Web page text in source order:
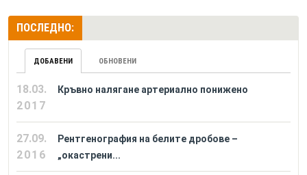
ПОСЛЕДНО:
ДОБАВЕНИ ОБНОВЕНИ
18.03.
2017
Кръвно налягане артериално понижено
27.09.
2016
Рентгенография на белите дробове –
„окастрени...